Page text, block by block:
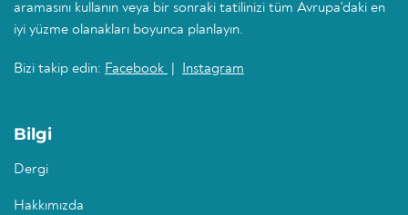
aramasını kullanın veya bir sonraki tatilinizi tüm Avrupa'daki en
iyi yüzme olanakları boyunca planlayın.
Bizi takip edin: Facebook Instagram
Bilgi
Dergi
Hakkımızda